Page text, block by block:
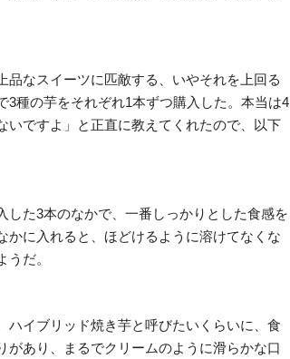
品なスイーツに匹敵する、いやそれを上回る
種の芋をそれぞれ1本ずつ購入した。本当は4
いですよ」と正直に教えてくれたので、以下
た3本のなかで、一番しっかりとした食感を
かに入れると、ほどけるように溶けてなくな
だ。
イブリッド焼き芋と呼びたいくらいに、食
あり、まるでクリームのように滑らかな口